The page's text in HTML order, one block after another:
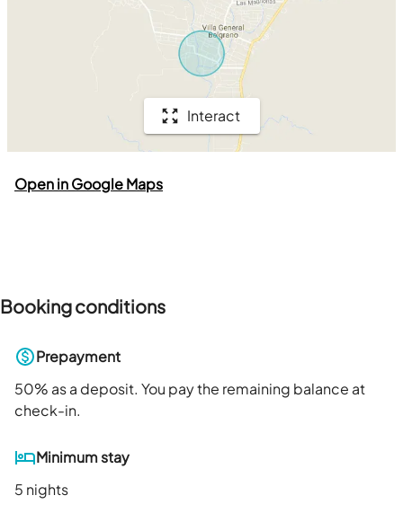
Interact
Open in Google Maps
Booking conditions
Prepayment
50% as a deposit. You pay the remaining balance at
check-in.
Minimum stay
5 nights